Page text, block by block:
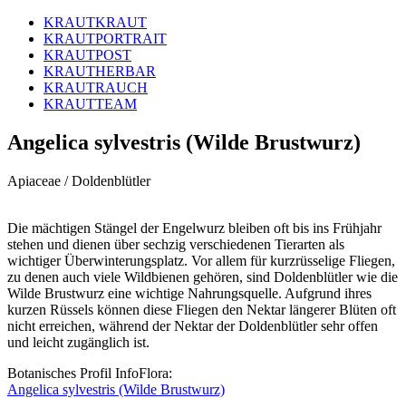
KRAUTKRAUT
KRAUTPORTRAIT
KRAUTPOST
KRAUTHERBAR
KRAUTRAUCH
KRAUTTEAM
Angelica sylvestris (Wilde Brustwurz)
Apiaceae / Doldenblütler
Die mächtigen Stängel der Engelwurz bleiben oft bis ins Frühjahr
stehen und dienen über sechzig verschiedenen Tierarten als
wichtiger Überwinterungsplatz. Vor allem für kurzrüsselige Fliegen,
zu denen auch viele Wildbienen gehören, sind Doldenblütler wie die
Wilde Brustwurz eine wichtige Nahrungsquelle. Aufgrund ihres
kurzen Rüssels können diese Fliegen den Nektar längerer Blüten oft
nicht erreichen, während der Nektar der Doldenblütler sehr offen
und leicht zugänglich ist.
Botanisches Profil InfoFlora:
Angelica sylvestris (Wilde Brustwurz)